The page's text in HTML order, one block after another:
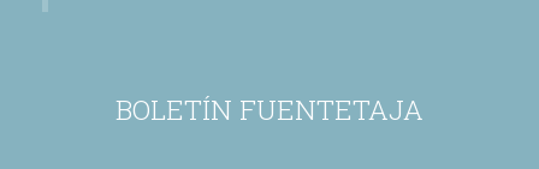
BOLETÍN FUENTETAJA